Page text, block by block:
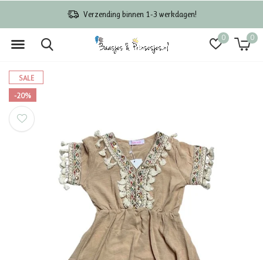
0 0
Verzending binnen 1-3 werkdagen!
SALE
-20%